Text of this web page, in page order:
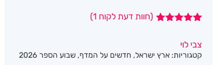
מבוסס על
דירוגים של
(חוות דעת לקוח 1
)
צבי לוי
קטגוריות: ארץ ישראל, חדשים על המדף, שבוע הספר 2026